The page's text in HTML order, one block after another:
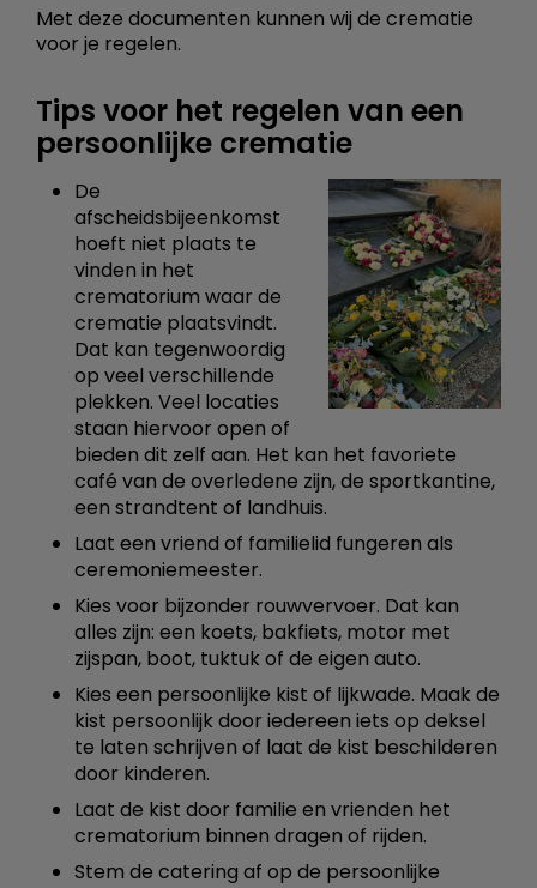
Met deze documenten kunnen wij de crematie
voor je regelen.
Tips voor het regelen van een
persoonlijke crematie
De
afscheidsbijeenkomst
hoeft niet plaats te
vinden in het
crematorium waar de
crematie plaatsvindt.
Dat kan tegenwoordig
op veel verschillende
plekken. Veel locaties
staan hiervoor open of
bieden dit zelf aan. Het kan het favoriete
café van de overledene zijn, de sportkantine,
een strandtent of landhuis.
Laat een vriend of familielid fungeren als
ceremoniemeester.
Kies voor bijzonder rouwvervoer. Dat kan
alles zijn: een koets, bakfiets, motor met
zijspan, boot, tuktuk of de eigen auto.
Kies een persoonlijke kist of lijkwade. Maak de
kist persoonlijk door iedereen iets op deksel
te laten schrijven of laat de kist beschilderen
door kinderen.
Laat de kist door familie en vrienden het
crematorium binnen dragen of rijden.
Stem de catering af op de persoonlijke